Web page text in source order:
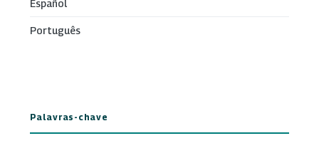
Español
Português
Palavras-chave